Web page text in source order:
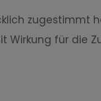
zugestimmt
Wirkung für die